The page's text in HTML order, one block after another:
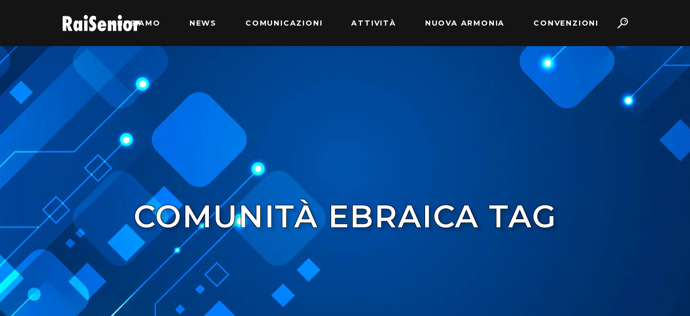
CHI SIAMO NEWS COMUNICAZIONI ATTIVITÀ NUOVA ARMONIA CONVENZIONI
COMUNITÀ EBRAICA TAG